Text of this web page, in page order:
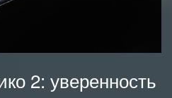
2: уверенность